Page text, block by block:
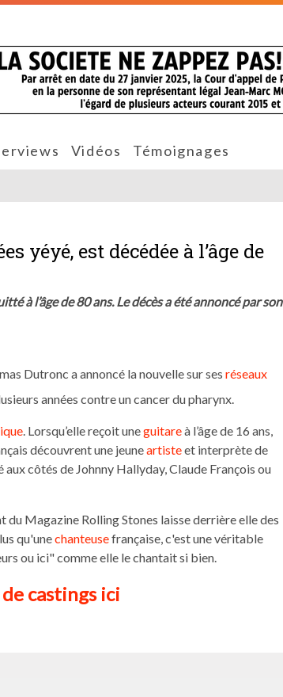
Vidéos Témoignages
yéyé, est décédée à l’âge de
à l’âge de 80 ans. Le décès a été annoncé par son
Dutronc a annoncé la nouvelle sur ses réseaux
années contre un cancer du pharynx.
. Lorsqu’elle reçoit uneguitareà l’âge de 16 ans,
découvrent une jeuneartisteet interprète de
côtés de Johnny Hallyday, Claude François ou
du Magazine Rolling Stones laisse derrière elle des
qu'unechanteusefrançaise, c'est une véritable
ou ici" comme elle le chantait si bien.
castings ici